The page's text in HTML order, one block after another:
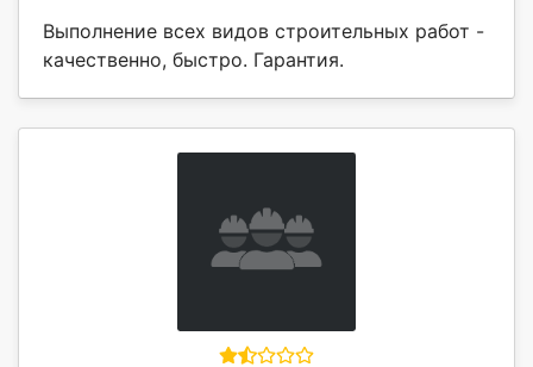
Выполнение всех видов строительных работ -
качественно, быстро. Гарантия.